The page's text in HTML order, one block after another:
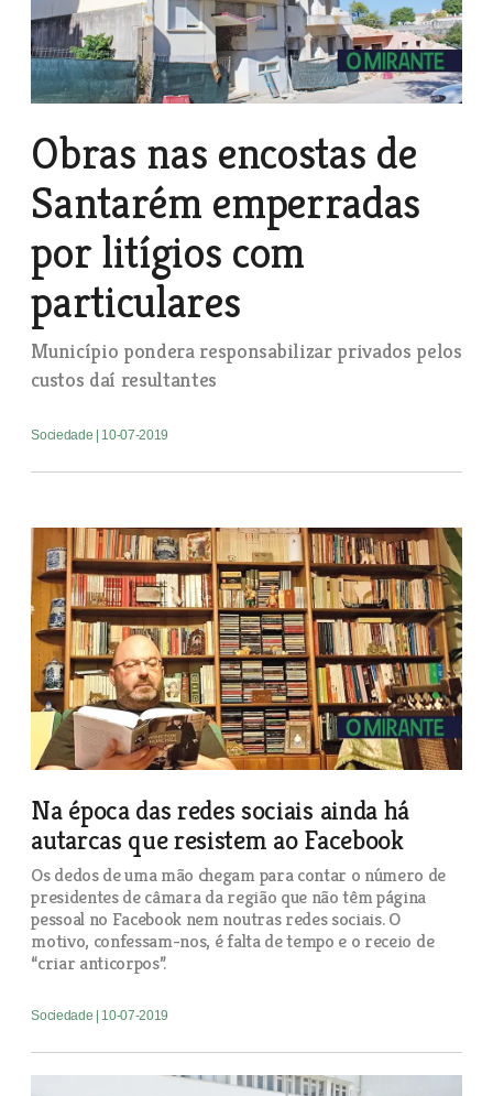
Obras nas encostas de
Santarém emperradas
por litígios com
particulares
Município pondera responsabilizar privados pelos
custos daí resultantes
Sociedade | 10-07-2019
Na época das redes sociais ainda há
autarcas que resistem ao Facebook
Os dedos de uma mão chegam para contar o número de
presidentes de câmara da região que não têm página
pessoal no Facebook nem noutras redes sociais. O
motivo, confessam-nos, é falta de tempo e o receio de
“criar anticorpos”.
Sociedade | 10-07-2019